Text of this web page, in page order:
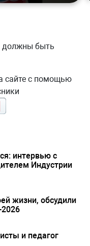
должны быть
сайте с помощью
интервью с
Индустрии
жизни, обсудили
и педагог